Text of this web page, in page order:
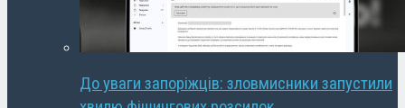
До уваги запоріжців: зловмисники запустили